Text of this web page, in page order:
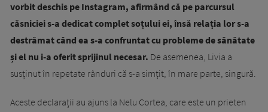
vorbit deschis pe Instagram, afirmând că pe parcursul
căsniciei s-a dedicat complet soțului ei, însă relația lor s-a
destrămat când ea s-a confruntat cu probleme de sănătate
și el nu i-a oferit sprijinul necesar. De asemenea, Livia a
susținut în repetate rânduri că s-a simțit, în mare parte, singură.
Aceste declarații au ajuns la Nelu Cortea, care este un prieten